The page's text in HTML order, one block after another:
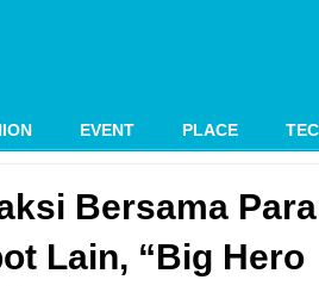
EVENT PLACE
Bersama Para
Lain, “Big Hero